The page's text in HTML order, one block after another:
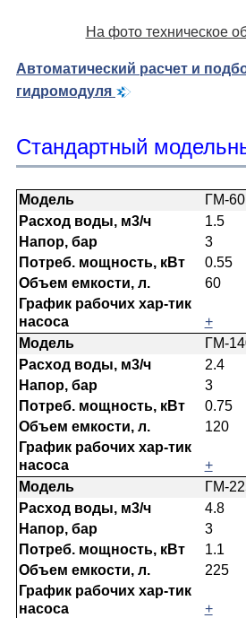
На фото техническое
Автоматический расчет и
гидромодуля
Стандартный
ГМ-60
1.5
3
0.55
60
+
ГМ-
2.4
3
0.75
120
+
ГМ-
4.8
3
1.1
225
+